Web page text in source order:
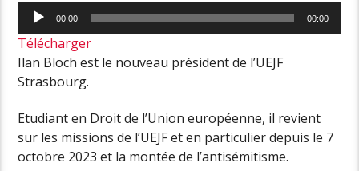
Lecteur
audio
00:00 00:00
Télécharger
Ilan Bloch est le nouveau président de l’UEJF
Strasbourg.
Etudiant en Droit de l’Union européenne, il revient
sur les missions de l’UEJF et en particulier depuis le 7
octobre 2023 et la montée de l’antisémitisme.